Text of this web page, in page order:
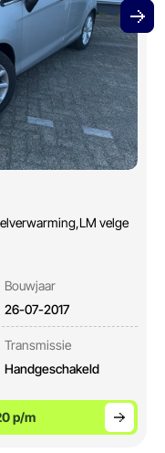
velge
Bouwjaar
26-07-2017
Transmissie
Handgeschakeld
p/m